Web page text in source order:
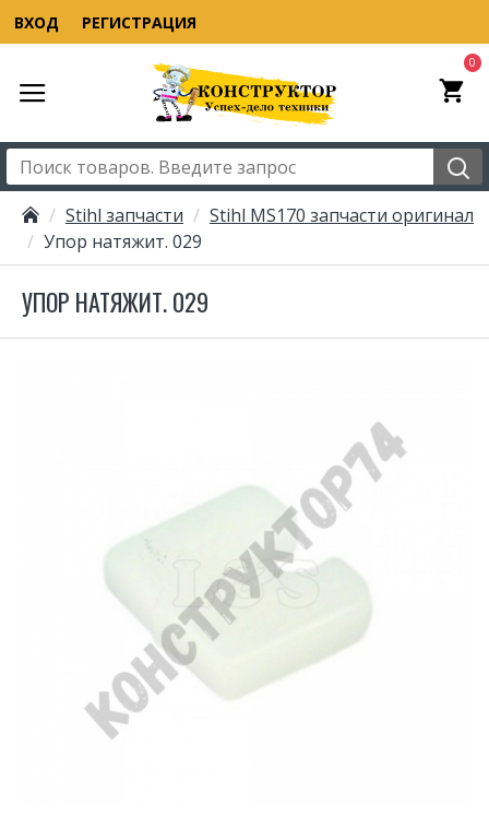
ВХОД РЕГИСТРАЦИЯ
0
Stihl запчасти
Stihl MS170 запчасти оригинал
Упор натяжит. 029
УПОР НАТЯЖИТ. 029